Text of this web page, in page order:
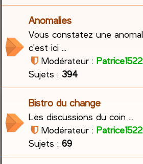
Anomalies
Vous constatez une
c'est ici ...
Modérateur :
Sujets :394
Bistro du change
Les discussions du coin ...
Modérateur :
Sujets :69